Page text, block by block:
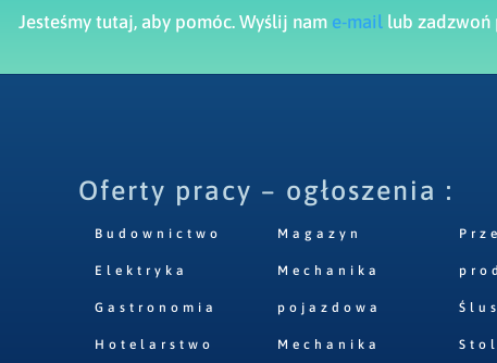
Jesteśmy tutaj, aby pomóc. Wyślij nam e-mail lub zadzwoń
Oferty pracy – ogłoszenia :
Budownictwo
Elektryka
Gastronomia
Hotelarstwo
Magazyn
Mechanika
pojazdowa
Mechanika